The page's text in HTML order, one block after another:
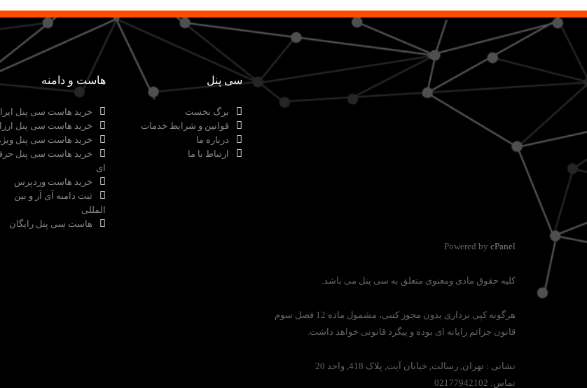
Powered by cPanel
کلیه حقوق مادی ومعنوی متعلق به سی پنل می باشد.
هرگونه کپی برداری بدون مجوز کتبی، مشمول ماده 12 فصل سوم
قانون جرائم رایانه ای بوده و پیگرد قانونی خواهد داشت.
نشانی : تهران, رسالت, خیابان آیت, پلاک 418, واحد 20
تماس:
سی پنل
برگ نخست
قوانین و شرایط خدمات
درباره ما
ارتباط با ما
هاست و دامنه
خرید هاست سی پنل
خرید هاست سی پنل
خرید هاست سی پنل
خرید هاست سی پنل
ای
خرید هاست وردپرس
ثبت دامنه آی آر و بین
المللی
هاست سی پنل رایگان